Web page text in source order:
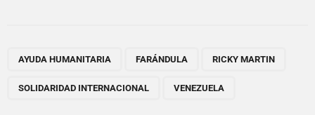
AYUDA HUMANITARIA FARÁNDULA RICKY MARTIN
SOLIDARIDAD INTERNACIONAL VENEZUELA